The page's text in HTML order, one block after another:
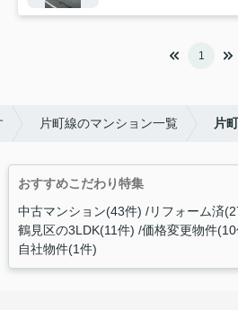
1
片町線のマンション一覧 片
おすすめこだわり特集
中古マンション(43件) リフォーム済
鶴見区の3LDK(11件) 価格変更物件(10
自社物件(1件)